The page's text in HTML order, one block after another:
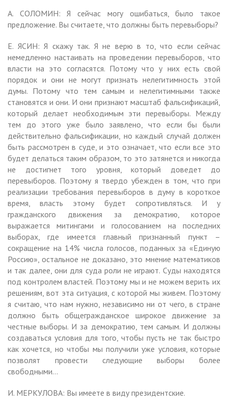
А. СОЛОМИН: Я сейчас могу ошибаться, было такое
предложение. Вы считаете, что должны быть перевыборы?
Е. ЯСИН: Я скажу так. Я не верю в то, что если сейчас
немедленно настаивать на проведении перевыборов, что
власти на это согласятся. Потому что у них есть свой
порядок и они не могут признать нелегитимность этой
думы. Потому что тем самым и нелегитимными также
становятся и они. И они признают масштаб фальсификаций,
который делает необходимым эти перевыборы. Между
тем до этого уже было заявлено, что если бы были
действительно фальсификации, но каждый случай должен
быть рассмотрен в суде, и это означает, что если все это
будет делаться таким образом, то это затянется и никогда
не достигнет того уровня, который доведет до
перевыборов. Поэтому я твердо убежден в том, что при
реализации требования перевыборов в думу в короткое
время, власть этому будет сопротивляться. И у
гражданского движения за демократию, которое
выражается митингами и голосованием на последних
выборах, где имеется главный признанный пункт –
сокращение на 14% числа голосов, поданных за «Единую
Россию», остальное не доказано, это мнение математиков
и так далее, они для суда роли не играют. Суды находятся
под контролем властей. Поэтому мы и не можем верить их
решениям, вот эта ситуация, с которой мы живем. Поэтому
я считаю, что нам нужно, независимо ни от чего, в стране
должно быть общегражданское широкое движение за
честные выборы. И за демократию, тем самым. И должны
создаваться условия для того, чтобы пусть не так быстро
как хочется, но чтобы мы получили уже условия, которые
позволят провести следующие выборы более
свободными…
И. МЕРКУЛОВА: Вы имеете в виду президентские.